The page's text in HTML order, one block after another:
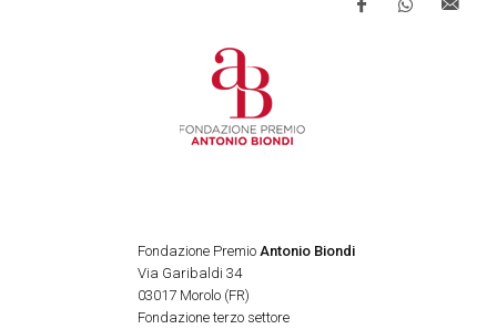
Fondazione PremioAntonio Biondi
Via Garibaldi 34
03017 Morolo (FR)
Fondazione terzo settore